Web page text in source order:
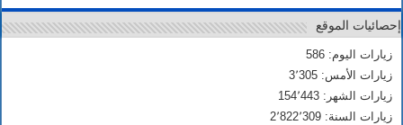
إحصائيات الموقع
زيارات اليوم: 586
زيارات الأمس: 3٬305
زيارات الشهر: 154٬443
زيارات السنة: 2٬822٬309